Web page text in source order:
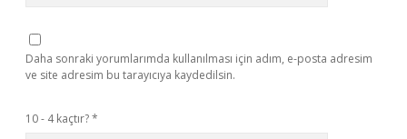
Daha sonraki yorumlarımda kullanılması için adım, e-posta adresim
ve site adresim bu tarayıcıya kaydedilsin.
10 - 4 kaçtır?*